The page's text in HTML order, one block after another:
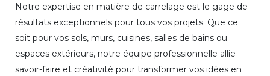
Notre expertise en matière de carrelage est le gage de
résultats exceptionnels pour tous vos projets. Que ce
soit pour vos sols, murs, cuisines, salles de bains ou
espaces extérieurs, notre équipe professionnelle allie
savoir-faire et créativité pour transformer vos idées en